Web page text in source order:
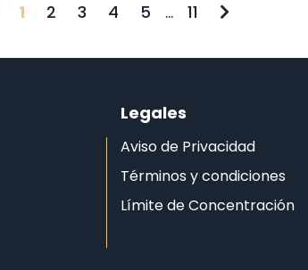
1 2 3 4 5 ... 11
Legales
Aviso de Privacidad
Términos y condiciones
Límite de Concentración